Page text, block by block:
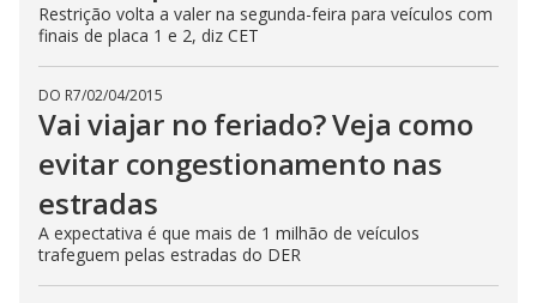
Restrição volta a valer na segunda-feira para veículos com
finais de placa 1 e 2, diz CET
DO R7/02/04/2015
Vai viajar no feriado? Veja como
evitar congestionamento nas
estradas
A expectativa é que mais de 1 milhão de veículos
trafeguem pelas estradas do DER